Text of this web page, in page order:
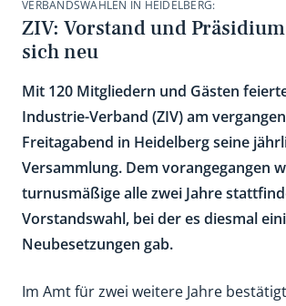
VERBANDSWAHLEN IN HEIDELBERG:
ZIV: Vorstand und
sich neu
Mit 120 Mitgliedern und Gästen
Industrie-Verband (ZIV) am
Freitagabend in Heidelberg seine
Versammlung. Dem vorangegangen
turnusmäßige alle zwei Jahre
Vorstandswahl, bei der es diesmal
Neubesetzungen gab.
Im Amt für zwei weitere Jahre